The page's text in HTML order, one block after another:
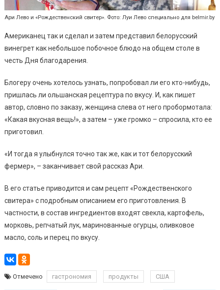
Ари Лево и «Рождественский свитер». Фото: Луи Лево специально для belmir.by
Американец так и сделал и затем представил белорусский
винегрет как небольшое побочное блюдо на общем столе в
честь Дня благодарения.
Блогеру очень хотелось узнать, попробовал ли его кто-нибудь,
пришлась ли ольшанская рецептура по вкусу. И, как пишет
автор, словно по заказу, женщина слева от него пробормотала:
«Какая вкусная вещь!», а затем – уже громко – спросила, кто ее
приготовил.
«И тогда я улыбнулся точно так же, как и тот белорусский
фермер», – заканчивает свой рассказ Ари.
В его статье приводится и сам рецепт «Рождественского
свитера» с подробным описанием его приготовления. В
частности, в состав ингредиентов входят свекла, картофель,
морковь, репчатый лук, маринованные огурцы, оливковое
масло, соль и перец по вкусу.
Отмечено гастрономия продукты США